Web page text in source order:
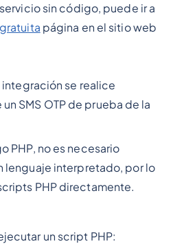
sin código, puede ir a
página en el sitio web
integración se realice
SMS OTP de prueba de la
PHP, no es necesario
lenguaje interpretado, por lo
PHP directamente.
un script PHP: